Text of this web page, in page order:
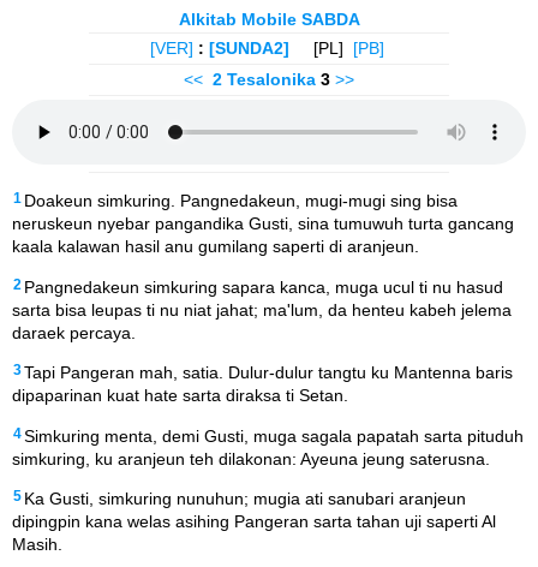
Alkitab Mobile SABDA
[VER] : [SUNDA2] [PL] [PB]
<< 2 Tesalonika 3 >>
1 Doakeun simkuring. Pangnedakeun, mugi-mugi sing bisa
neruskeun nyebar pangandika Gusti, sina tumuwuh turta gancang
kaala kalawan hasil anu gumilang saperti di aranjeun.
2 Pangnedakeun simkuring sapara kanca, muga ucul ti nu hasud
sarta bisa leupas ti nu niat jahat; ma'lum, da henteu kabeh jelema
daraek percaya.
3Tapi Pangeran mah, satia. Dulur-dulur tangtu ku Mantenna baris
dipaparinan kuat hate sarta diraksa ti Setan.
4Simkuring menta, demi Gusti, muga sagala papatah sarta pituduh
simkuring, ku aranjeun teh dilakonan: Ayeuna jeung saterusna.
5 Ka Gusti, simkuring nunuhun; mugia ati sanubari aranjeun
dipingpin kana welas asihing Pangeran sarta tahan uji saperti Al
Masih.